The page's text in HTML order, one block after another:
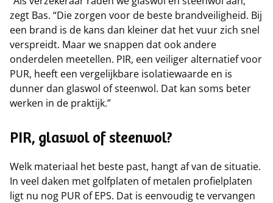
zegt Bas. “Die zorgen voor de beste brandveiligheid. Bij
een brand is de kans dan kleiner dat het vuur zich snel
verspreidt. Maar we snappen dat ook andere
onderdelen meetellen. PIR, een veiliger alternatief voor
PUR, heeft een vergelijkbare isolatiewaarde en is
dunner dan glaswol of steenwol. Dat kan soms beter
werken in de praktijk.”
PIR, glaswol of steenwol?
Welk materiaal het beste past, hangt af van de situatie.
In veel daken met golfplaten of metalen profielplaten
ligt nu nog PUR of EPS. Dat is eenvoudig te vervangen